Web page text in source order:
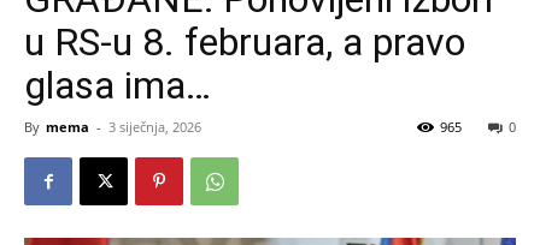
u RS-u 8. februara, a pravo
glasa ima…
By mema - 3 siječnja, 2026 0
965